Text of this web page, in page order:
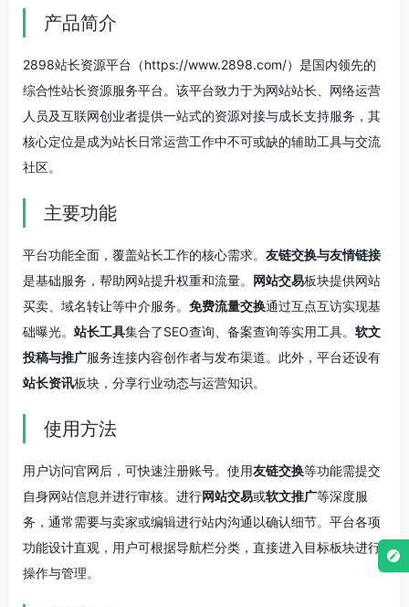
产品简介
2898站长资源平台（https://www.2898.com/）是国内领先的
综合性站长资源服务平台。该平台致力于为网站站长、网络运营
人员及互联网创业者提供一站式的资源对接与成长支持服务，其
核心定位是成为站长日常运营工作中不可或缺的辅助工具与交流
社区。
主要功能
平台功能全面，覆盖站长工作的核心需求。 友链交换与友情链接
是基础服务，帮助网站提升权重和流量。 网站交易板块提供网站
买卖、域名转让等中介服务。 免费流量交换通过互点互访实现基
础曝光。 站长工具集合了SEO查询、备案查询等实用工具。 软文
投稿与推广服务连接内容创作者与发布渠道。此外，平台还设有
站长资讯板块，分享行业动态与运营知识。
使用方法
用户访问官网后，可快速注册账号。使用友链交换等功能需提交
自身网站信息并进行审核。进行网站交易或软文推广等深度服
务，通常需要与卖家或编辑进行站内沟通以确认细节。平台各项
功能设计直观，用户可根据导航栏分类，直接进入目标板块进行
操作与管理。